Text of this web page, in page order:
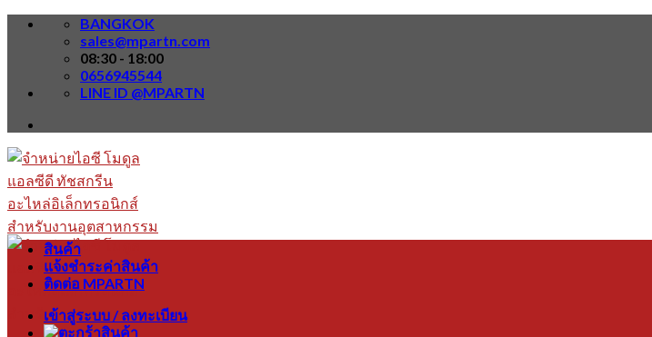
Skip
BANGKOK
sales@mpartn.com
08:30 - 18:00
0656945544
LINE ID @MPARTN
สินค้า
แจ้งชำระค่าสินค้า
ติดต่อ MPARTN
เข้าสู่ระบบ / ลงทะเบียน